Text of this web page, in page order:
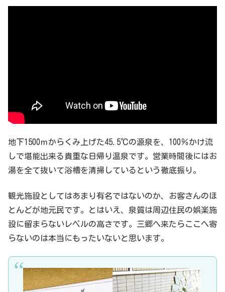
地下1500ｍからくみ上げた45.5℃の源泉を、100％かけ流
しで堪能出来る貴重な日帰り温泉です。営業時間後にはお
湯を全て抜いて浴槽を清掃しているという徹底振り。
観光施設としてはあまり有名ではないのか、お客さんのほ
とんどが地元民です。とはいえ、泉質は周辺住民の娯楽施
設に留まらないレベルの高さです。三郷へ来たらここへ寄
らないのは本当にもったいないと思います。